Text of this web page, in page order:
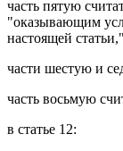
часть пятую
"оказывающим
настоящей
части шестую и
часть восьмую
в статье 12: